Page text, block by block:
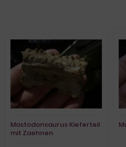
Mastodonsaurus Kieferteil
mit Zaehnen